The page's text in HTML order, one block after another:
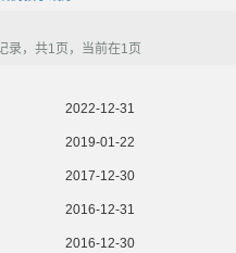
录，共1页，当前在1页
2022-12-31
2019-01-22
2017-12-30
2016-12-31
2016-12-30